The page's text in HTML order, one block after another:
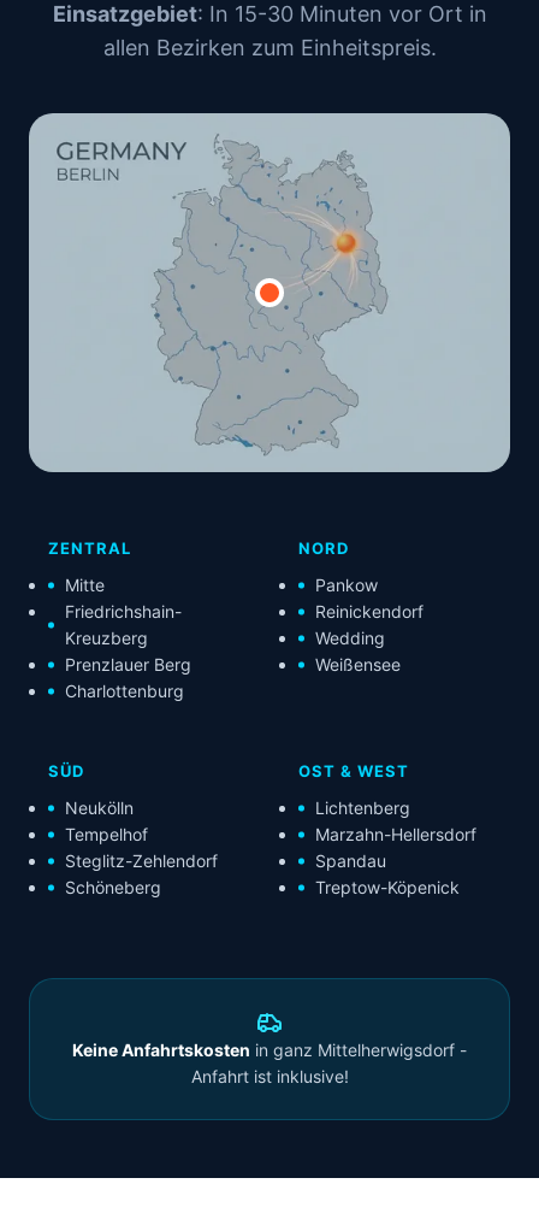
Einsatzgebiet: In 15-30 Minuten vor Ort in
allen Bezirken zum Einheitspreis.
ZENTRAL
Mitte
Friedrichshain-
Kreuzberg
Prenzlauer Berg
Charlottenburg
NORD
Pankow
Reinickendorf
Wedding
Weißensee
SÜD
Neukölln
Tempelhof
Steglitz-Zehlendorf
Schöneberg
OST & WEST
Lichtenberg
Marzahn-Hellersdorf
Spandau
Treptow-Köpenick
Keine Anfahrtskosten in ganz Mittelherwigsdorf -
Anfahrt ist inklusive!